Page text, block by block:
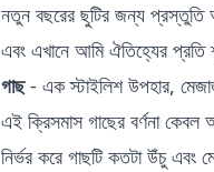
নতুন বছরের ছুটির জন্য
এবং এখানে আমি ঐতিহ্যের প্রতি
গাছ- এক স্টাইলিশ উপহার,
এই ক্রিসমাস গাছের বর্ণনা কেবল
নির্ভর করে গাছটি কতটা উঁচু এবং